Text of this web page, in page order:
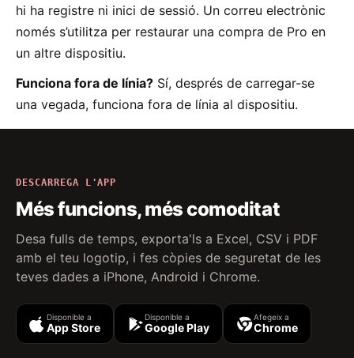
hi ha registre ni inici de sessió. Un correu electrònic
només s’utilitza per restaurar una compra de Pro en
un altre dispositiu.
Funciona fora de línia? Sí, després de carregar-se
una vegada, funciona fora de línia al dispositiu.
DESCARREGA L'APP
Més funcions, més comoditat
Desa fulls de temps, exporta'ls a Excel, CSV i PDF
amb el teu logotip, i fes còpies de seguretat de les
teves dades a iPhone, Android i Chrome.
Disponible a
App Store
Disponible a
Google Play
Afegeix a
Chrome